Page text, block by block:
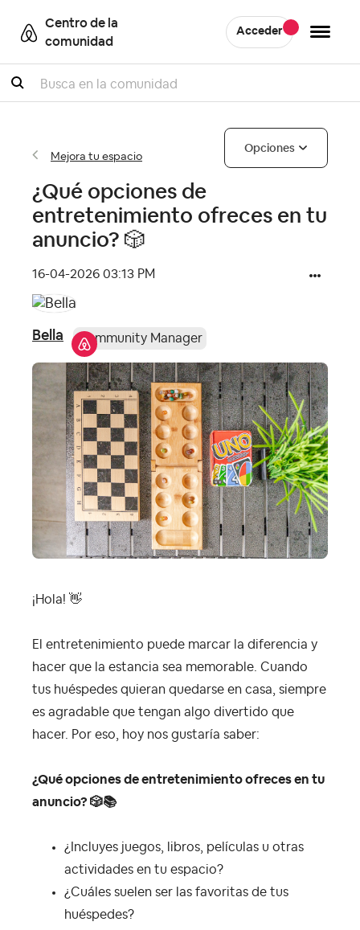
Centro de la
comunidad
Acceder
Buscar
Mejora tu espacio
Opciones
¿Qué opciones de
entretenimiento ofreces en tu
anuncio? 🎲
‎16-04-2026 03:13 PM
Bella Community Manager
¡Hola! 👋
El entretenimiento puede marcar la diferencia y
hacer que la estancia sea memorable. Cuando
tus huéspedes quieran quedarse en casa, siempre
es agradable que tengan algo divertido que
hacer. Por eso, hoy nos gustaría saber:
¿Qué opciones de entretenimiento ofreces en tu
anuncio? 🎲📚
¿Incluyes juegos, libros, películas u otras
actividades en tu espacio?
¿Cuáles suelen ser las favoritas de tus
huéspedes?